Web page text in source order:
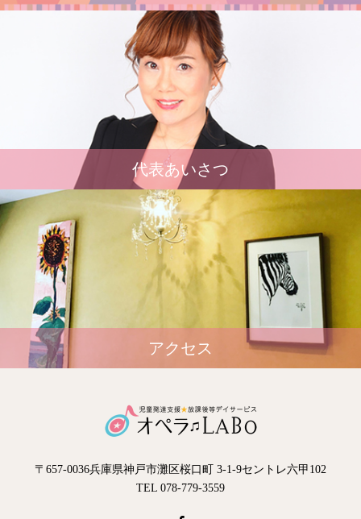
代表あいさつ
アクセス
〒657-0036兵庫県神戸市灘区桜口町 3-1-9セントレ六甲102
TEL 078-779-3559